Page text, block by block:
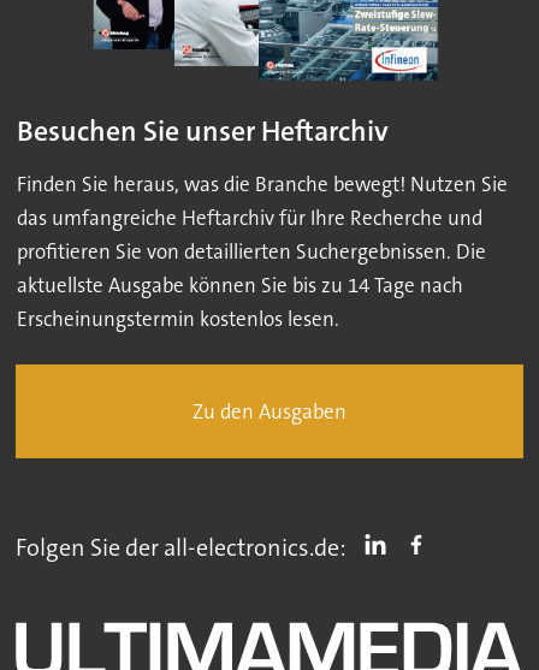
Besuchen Sie unser Heftarchiv
Finden Sie heraus, was die Branche bewegt! Nutzen Sie
das umfangreiche Heftarchiv für Ihre Recherche und
profitieren Sie von detaillierten Suchergebnissen. Die
aktuellste Ausgabe können Sie bis zu 14 Tage nach
Erscheinungstermin kostenlos lesen.
Zu den Ausgaben
Folgen Sie der all-electronics.de: